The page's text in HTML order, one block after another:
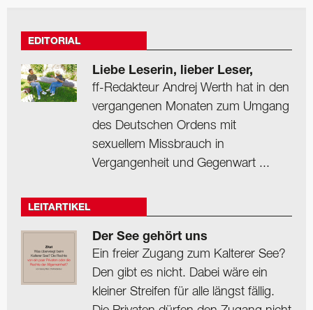
EDITORIAL
Liebe Leserin, lieber Leser,
ff-Redakteur Andrej Werth hat in den
vergangenen Monaten zum Umgang
des Deutschen Ordens mit
sexuellem Missbrauch in
Vergangenheit und Gegenwart ...
LEITARTIKEL
Der See gehört uns
Ein freier Zugang zum Kalterer See?
Den gibt es nicht. Dabei wäre ein
kleiner Streifen für alle längst fällig.